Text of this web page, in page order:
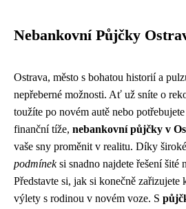
Nebankovní Půjčky
Ostrava, město s bohatou historií a
nepřeberné možnosti. Ať už sníte o
toužíte po novém autě nebo
finanční tíže, nebankovní půjčky v
vaše sny proměnit v realitu. Díky
podmíneksi snadno najdete řešení šité
Představte si, jak si konečně
výlety s rodinou v novém voze. S